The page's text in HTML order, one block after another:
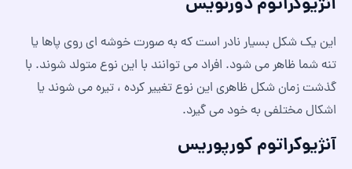
این یک شکل بسیار نادر است که به صورت خوشه ای روی پاها یا
تنه شما ظاهر می شود. افراد می توانند با این نوع متولد شوند. با
گذشت زمان شکل ظاهری این نوع تغییر کرده ، تیره می شوند یا
اشکال مختلفی به خود می گیرد.
آنژیوکراتوم کورپوریس